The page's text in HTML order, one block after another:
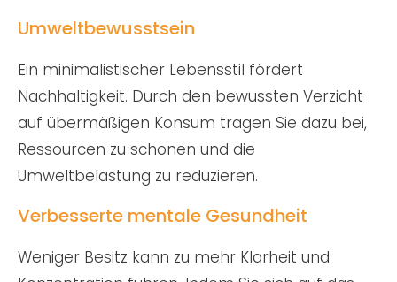
Umweltbewusstsein
Ein minimalistischer Lebensstil fördert
Nachhaltigkeit. Durch den bewussten Verzicht
auf übermäßigen Konsum tragen Sie dazu bei,
Ressourcen zu schonen und die
Umweltbelastung zu reduzieren.
Verbesserte mentale Gesundheit
Weniger Besitz kann zu mehr Klarheit und